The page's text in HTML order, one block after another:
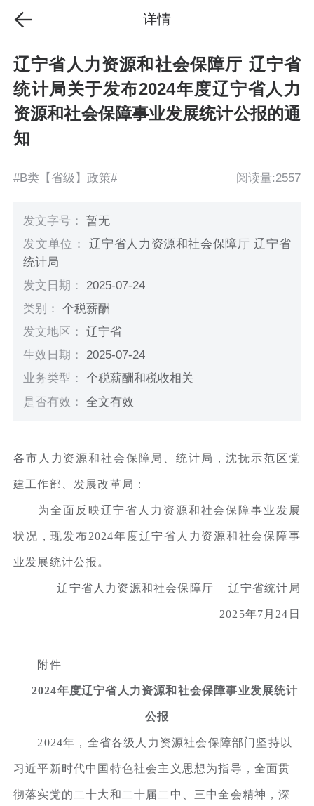
详情
辽宁省人力资源和社会保障厅 辽宁省
统计局关于发布2024年度辽宁省人力
资源和社会保障事业发展统计公报的通
知
#B类【省级】政策# 阅读量:2557
发文字号：暂无
发文单位：辽宁省人力资源和社会保障厅 辽宁省
统计局
发文日期： 2025-07-24
类别：个税薪酬
发文地区：辽宁省
生效日期： 2025-07-24
业务类型：个税薪酬和税收相关
是否有效：全文有效
各市人力资源和社会保障局、统计局，沈抚示范区党
建工作部、发展改革局：
为全面反映辽宁省人力资源和社会保障事业发展
状况，现发布2024年度辽宁省人力资源和社会保障事
业发展统计公报。
辽宁省人力资源和社会保障厅 辽宁省统计局
2025年7月24日
附件
2024年度辽宁省人力资源和社会保障事业发展统计
公报
2024年，全省各级人力资源社会保障部门坚持以
习近平新时代中国特色社会主义思想为指导，全面贯
彻落实党的二十大和二十届二中、三中全会精神，深